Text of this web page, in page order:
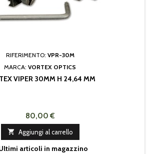
RIFERIMENTO: VPR-30M
MARCA: VORTEX OPTICS
VIPER 30MM H 24,64 MM
80,00 €
 Aggiungi al carrello
articoli in magazzino